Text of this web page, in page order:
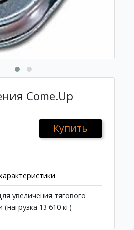
Come.Up
Купить
увеличения тягового
13 610 кг)